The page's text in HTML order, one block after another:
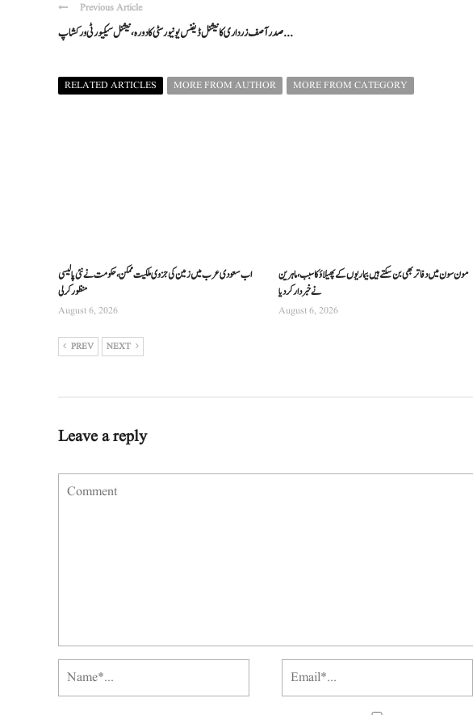
Previous Article
صدر آصف زرداری کا نیشنل ڈیفنس یونیورسٹی کا دورہ، نیشنل سیکیورٹی ورکشاپ ...
RELATED ARTICLES MORE FROM AUTHOR MORE FROM CATEGORY
اب سعودی عرب میں زمین کی جزوی ملکیت ممکن، حکومت نے نئی پالیسی
منظور کرلی
August 6, 2026
مون سون میں دفاتر بھی بن سکتے ہیں بیماریوں کے پھیلاؤ کا سبب، ماہرین
نے خبردار کر دیا
August 6, 2026
PREV NEXT
Leave a reply